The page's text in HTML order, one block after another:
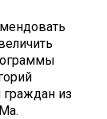
граждан из